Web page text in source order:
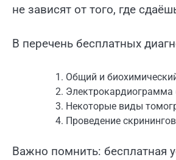
не зависят от того, где
В перечень бесплатных
Общий и
Некоторые виды
Проведение
Важно помнить: бесплатная